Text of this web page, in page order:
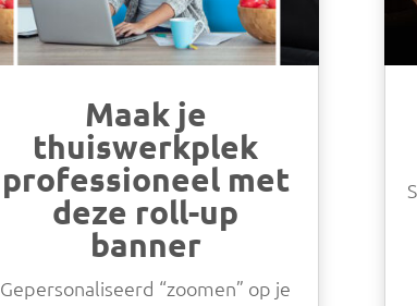
Maak je
thuiswerkplek
professioneel met
deze roll-up
banner
Gepersonaliseerd “zoomen” op je